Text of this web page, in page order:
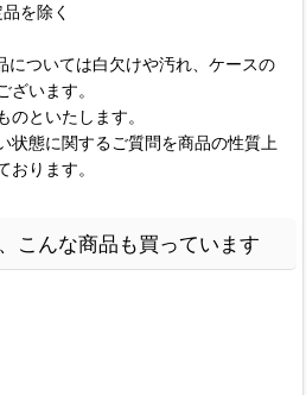
を除く
については白欠けや汚れ、ケースの
います。
のといたします。
状態に関するご質問を商品の性質上
ります。
こんな商品も買っています